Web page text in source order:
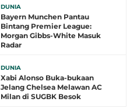
DUNIA
Bayern Munchen Pantau
Bintang Premier League:
Morgan Gibbs-White Masuk
Radar
DUNIA
Xabi Alonso Buka-bukaan
Jelang Chelsea Melawan AC
Milan di SUGBK Besok